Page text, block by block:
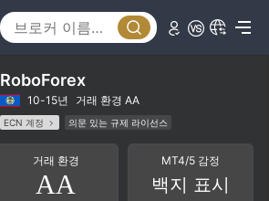
RoboForex
10-15년 거래 환경 AA
ECN 계정
의문 있는 규제 라이선스
화이트 레이블 MT4
글로벌 업무
벨로루시외환 거래 라이선스 (EP) 취소됨
잠재적 위험성이 높음
거래 환경
AA
MT4/5 감정
백지 표시